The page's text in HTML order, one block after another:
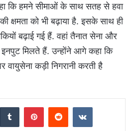
कि हमने सीमाओं के साथ सतह से हवा
क्षमता को भी बढ़ाया है. इसके साथ ही
बढ़ाई गई हैं. वहां तैनात सेना और
मिलते हैं. उन्होंने आगे कहा कि
वायुसेना कड़ी निगरानी करती है